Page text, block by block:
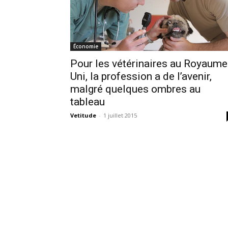
Économie
Pour les vétérinaires au
Uni, la profession a de l’avenir,
malgré quelques ombres au
tableau
Vetitude - 1 juillet 2015